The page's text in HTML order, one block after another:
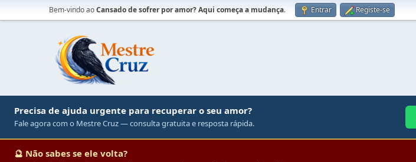
Bem-vindo aoCansado de sofrer por amor? Aqui começa a mudança. Entrar Registe-se
Precisa de ajuda urgente para recuperar o seu amor?
Fale agora com o Mestre Cruz — consulta gratuita e resposta rápida.
🔮 Não sabes se ele volta?